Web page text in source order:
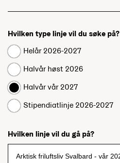
Hvilken type linje vil du søke på?
Helår 2026-2027
Halvår høst 2026
Halvår vår 2027
Stipendiatlinje 2026-2027
Hvilken linje vil du gå på?